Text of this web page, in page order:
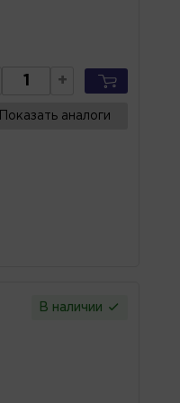
+
Показать аналоги
В наличии